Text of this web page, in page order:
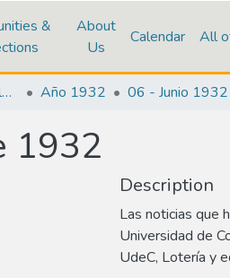
&
About
Us
Calendar All
La Patria (Concepción, Chile : 1923) Año 1932 06 - Junio 1932
1932
Description
Las noticias que
Universidad de
UdeC, Lotería y